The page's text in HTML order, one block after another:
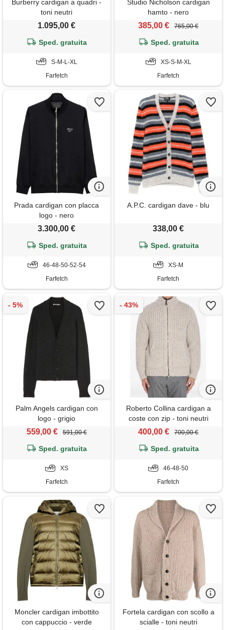
Burberry cardigan a quadri -
toni neutri
1.095,00 €
Sped. gratuita
S-M-L-XL
Farfetch
Studio Nicholson cardigan
hamto - nero
385,00 € 765,00 €
Sped. gratuita
XS-S-M-XL
Farfetch
Prada cardigan con placca
logo - nero
3.300,00 €
Sped. gratuita
46-48-50-52-54
Farfetch
A.P.C. cardigan dave - blu
338,00 €
Sped. gratuita
XS-M
Farfetch
Palm Angels cardigan con
logo - grigio
559,00 € 591,00 €
Sped. gratuita
XS
Farfetch
Roberto Collina cardigan a
coste con zip - toni neutri
400,00 € 700,00 €
Sped. gratuita
46-48-50
Farfetch
Moncler cardigan imbottito
con cappuccio - verde
Fortela cardigan con scollo a
scialle - toni neutri